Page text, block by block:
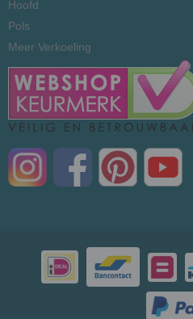
Hoofd
Pols
Meer Verkoeling